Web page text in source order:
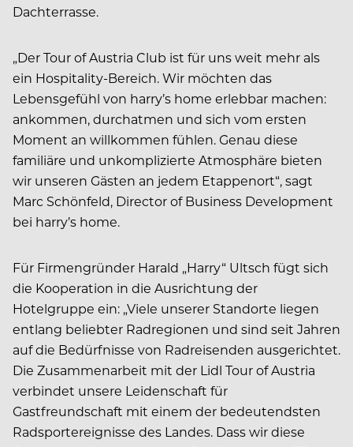
Dachterrasse.
„Der Tour of Austria Club ist für uns weit mehr als
ein Hospitality-Bereich. Wir möchten das
Lebensgefühl von harry’s home erlebbar machen:
ankommen, durchatmen und sich vom ersten
Moment an willkommen fühlen. Genau diese
familiäre und unkomplizierte Atmosphäre bieten
wir unseren Gästen an jedem Etappenort“, sagt
Marc Schönfeld, Director of Business Development
bei harry’s home.
Für Firmengründer Harald „Harry“ Ultsch fügt sich
die Kooperation in die Ausrichtung der
Hotelgruppe ein: „Viele unserer Standorte liegen
entlang beliebter Radregionen und sind seit Jahren
auf die Bedürfnisse von Radreisenden ausgerichtet.
Die Zusammenarbeit mit der Lidl Tour of Austria
verbindet unsere Leidenschaft für
Gastfreundschaft mit einem der bedeutendsten
Radsportereignisse des Landes. Dass wir diese